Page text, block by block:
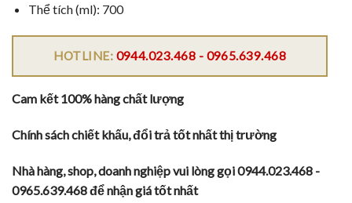
Thể tích (ml): 700
HOTLINE: 0944.023.468 - 0965.639.468
Cam kết 100% hàng chất lượng
Chính sách chiết khấu, đổi trả tốt nhất thị trường
Nhà hàng, shop, doanh nghiệp vui lòng gọi 0944.023.468 -
0965.639.468 để nhận giá tốt nhất